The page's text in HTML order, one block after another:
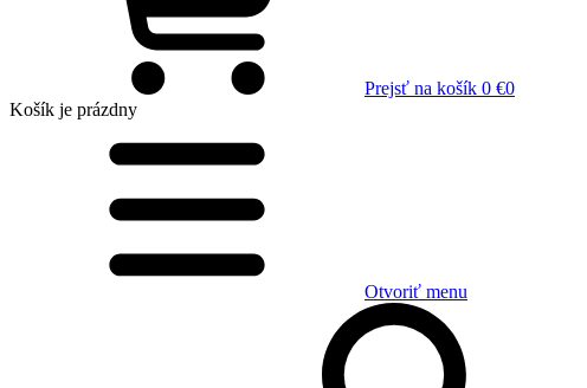
Prejsť na košík 0 €0
Košík je prázdny
Otvoriť menu